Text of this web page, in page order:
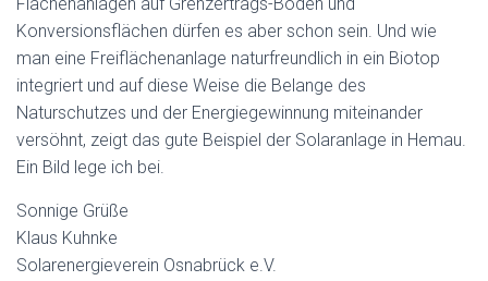
Konversionsflächen dürfen es aber schon sein. Und wie
man eine Freiflächenanlage naturfreundlich in ein Biotop
integriert und auf diese Weise die Belange des
Naturschutzes und der Energiegewinnung miteinander
versöhnt, zeigt das gute Beispiel der Solaranlage in Hemau.
Ein Bild lege ich bei.
Sonnige Grüße
Klaus Kuhnke
Solarenergieverein Osnabrück e.V.